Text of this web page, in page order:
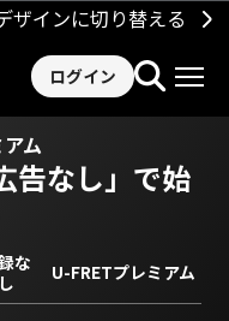
ザインに切り替える
ログイン
ム
告なし」で始
な
し
U-FRETプレミアム